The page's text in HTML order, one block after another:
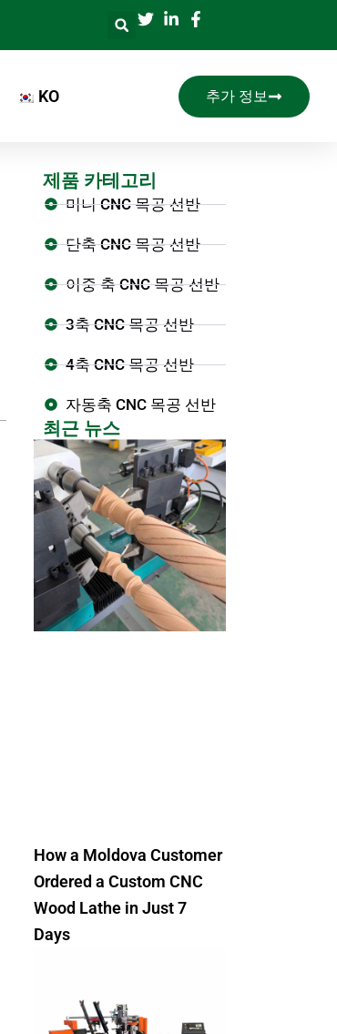
KO 추가 정보
제품 카테고리
미니 CNC 목공 선반
단축 CNC 목공 선반
이중 축 CNC 목공 선반
3축 CNC 목공 선반
4축 CNC 목공 선반
자동축 CNC 목공 선반
최근 뉴스
How a Moldova Customer
Ordered a Custom CNC
Wood Lathe in Just 7
Days